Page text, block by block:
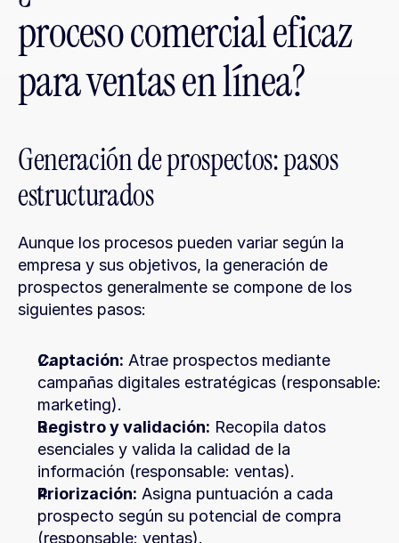
proceso comercial eficaz
para ventas en línea?
Generación de prospectos: pasos
estructurados
Aunque los procesos pueden variar según la
empresa y sus objetivos, la generación de
prospectos generalmente se compone de los
siguientes pasos:
Captación: Atrae prospectos mediante
campañas digitales estratégicas (responsable:
marketing).
Registro y validación: Recopila datos
esenciales y valida la calidad de la
información (responsable: ventas).
Priorización: Asigna puntuación a cada
prospecto según su potencial de compra
(responsable: ventas).